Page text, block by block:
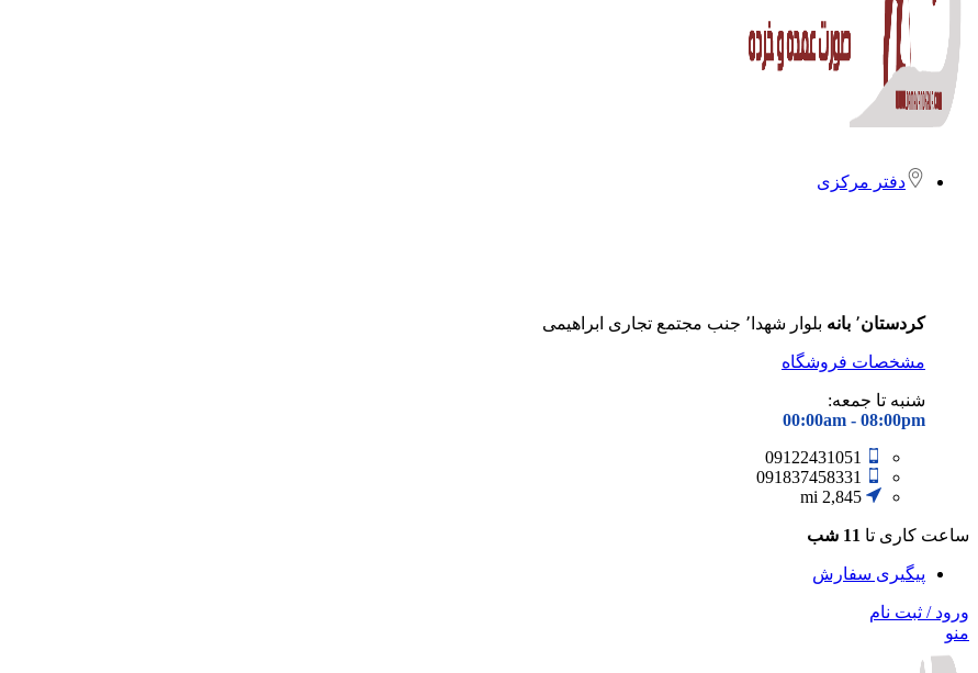
دفتر مرکزی
کردستان٬ بانه بلوار شهدا٬ جنب مجتمع تجاری ابراهیمی
مشخصات فروشگاه
شنبه تا جمعه:
00:00am - 08:00pm
09122431051
091837458331
2,845 mi
ساعت کاری تا 11 شب
پیگیری سفارش
ورود / ثبت نام
منو